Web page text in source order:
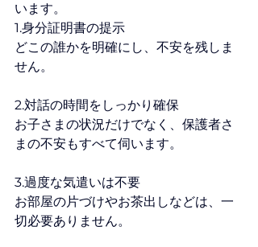
います。
1.身分証明書の提示
どこの誰かを明確にし、不安を残しま
せん。
2.対話の時間をしっかり確保
お子さまの状況だけでなく、保護者さ
まの不安もすべて伺います。
3.過度な気遣いは不要
お部屋の片づけやお茶出しなどは、一
切必要ありません。